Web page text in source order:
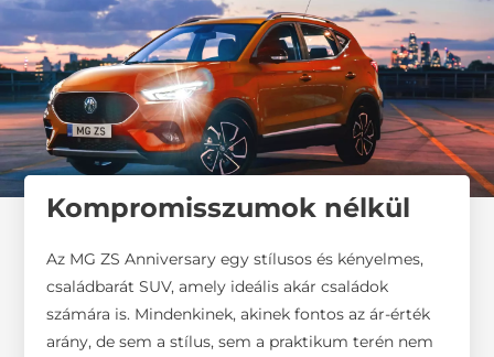
Kompromisszumok nélkül
Az MG ZS Anniversary egy stílusos és kényelmes,
családbarát SUV, amely ideális akár családok
számára is. Mindenkinek, akinek fontos az ár-érték
arány, de sem a stílus, sem a praktikum terén nem